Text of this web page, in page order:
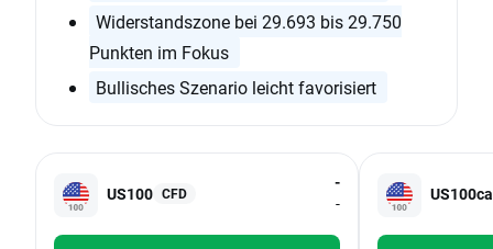
Widerstandszone bei 29.693 bis 29.750
Punkten im Fokus
Bullisches Szenario leicht favorisiert
US100 CFD
-
-